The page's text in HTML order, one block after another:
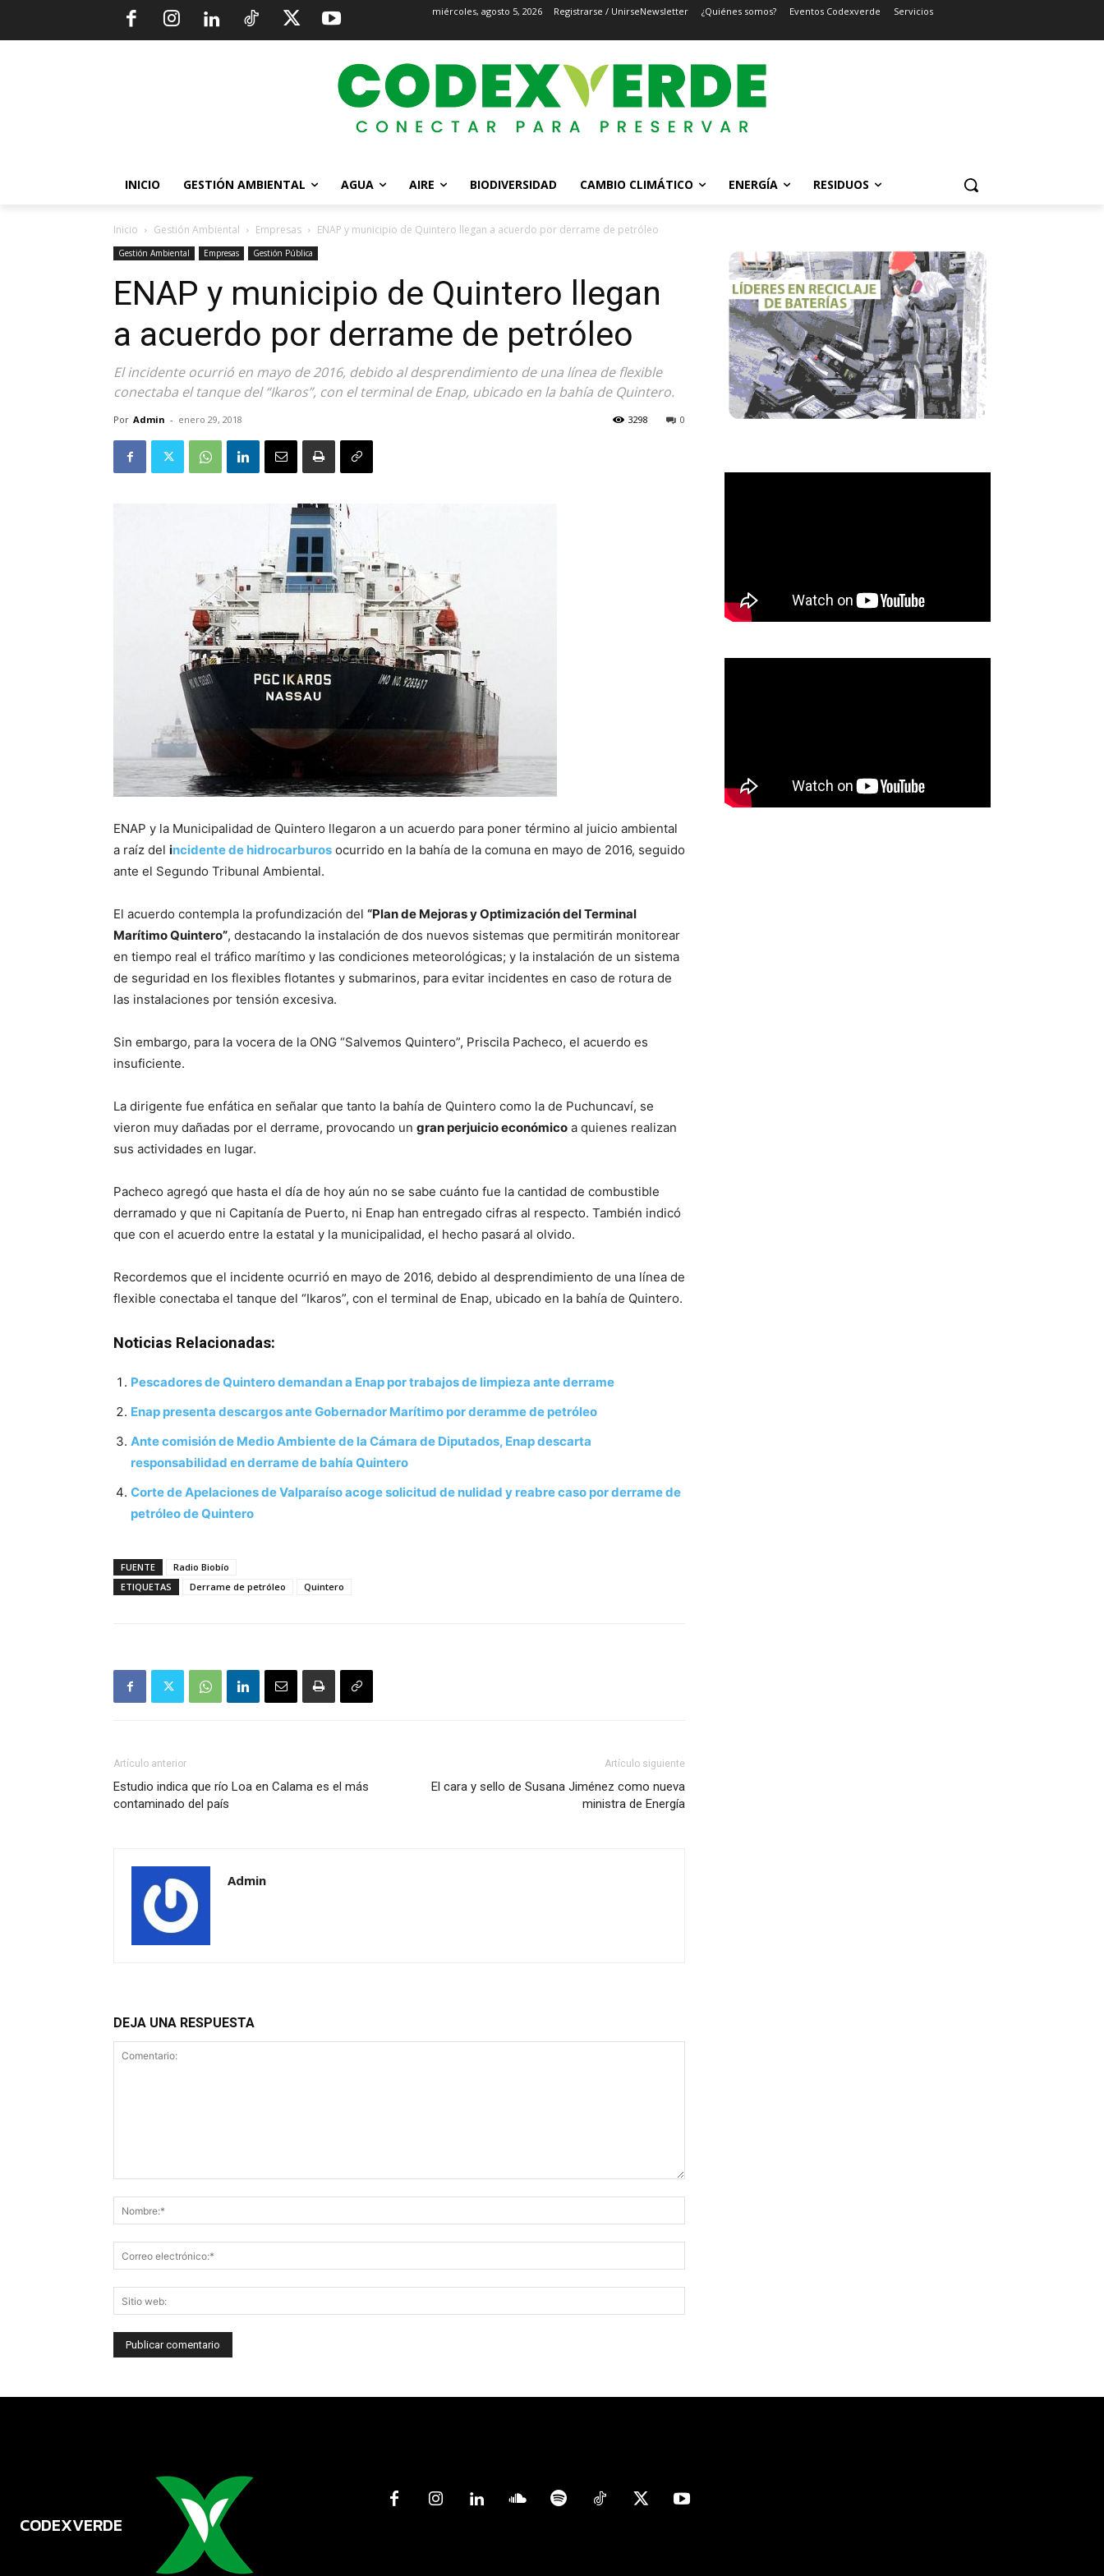
miércoles, agosto 5, 2026 Registrarse / UnirseNewsletter ¿Quiénes somos? Eventos Codexverde Servicios
INICIO GESTIÓN AMBIENTAL AGUA AIRE BIODIVERSIDAD CAMBIO CLIMÁTICO ENERGÍA RESIDUOS
Inicio Gestión Ambiental Empresas ENAP y municipio de Quintero llegan a acuerdo por derrame de petróleo
Gestión Ambiental Empresas Gestión Pública
ENAP y municipio de Quintero llegan
a acuerdo por derrame de petróleo
El incidente ocurrió en mayo de 2016, debido al desprendimiento de una línea de flexible
conectaba el tanque del “Ikaros”, con el terminal de Enap, ubicado en la bahía de Quintero.
Por Admin - enero 29, 2018 0
3298
ENAP y la Municipalidad de Quintero llegaron a un acuerdo para poner término al juicio ambiental
a raíz del incidente de hidrocarburos ocurrido en la bahía de la comuna en mayo de 2016, seguido
ante el Segundo Tribunal Ambiental.
El acuerdo contempla la profundización del “Plan de Mejoras y Optimización del Terminal
Marítimo Quintero”, destacando la instalación de dos nuevos sistemas que permitirán monitorear
en tiempo real el tráfico marítimo y las condiciones meteorológicas; y la instalación de un sistema
de seguridad en los flexibles flotantes y submarinos, para evitar incidentes en caso de rotura de
las instalaciones por tensión excesiva.
Sin embargo, para la vocera de la ONG “Salvemos Quintero”, Priscila Pacheco, el acuerdo es
insuficiente.
La dirigente fue enfática en señalar que tanto la bahía de Quintero como la de Puchuncaví, se
vieron muy dañadas por el derrame, provocando un gran perjuicio económico a quienes realizan
sus actividades en lugar.
Pacheco agregó que hasta el día de hoy aún no se sabe cuánto fue la cantidad de combustible
derramado y que ni Capitanía de Puerto, ni Enap han entregado cifras al respecto. También indicó
que con el acuerdo entre la estatal y la municipalidad, el hecho pasará al olvido.
Recordemos que el incidente ocurrió en mayo de 2016, debido al desprendimiento de una línea de
flexible conectaba el tanque del “Ikaros”, con el terminal de Enap, ubicado en la bahía de Quintero.
Noticias Relacionadas:
Pescadores de Quintero demandan a Enap por trabajos de limpieza ante derrame
Enap presenta descargos ante Gobernador Marítimo por deramme de petróleo
Ante comisión de Medio Ambiente de la Cámara de Diputados, Enap descarta
responsabilidad en derrame de bahía Quintero
Corte de Apelaciones de Valparaíso acoge solicitud de nulidad y reabre caso por derrame de
petróleo de Quintero
FUENTE
Radio Biobío
ETIQUETAS
Derrame de petróleo Quintero
Artículo anterior
Estudio indica que río Loa en Calama es el más
contaminado del país
Artículo siguiente
El cara y sello de Susana Jiménez como nueva
ministra de Energía
Admin
DEJA UNA RESPUESTA
CODEXVERDE